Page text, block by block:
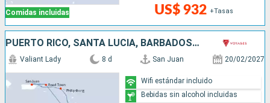
Comidas incluidas US$ 932 +Tasas
PUERTO RICO, SANTA LUCIA, BARBADOS, DOMINICA, SAN MARTÍN
Valiant Lady 8 d San Juan 20/02/2027
Wifi estándar incluido
Bebidas sin alcohol incluidas